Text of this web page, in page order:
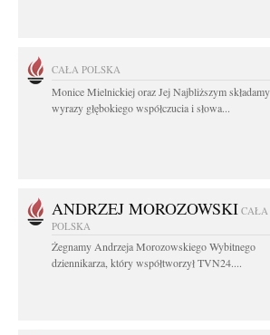
CAŁA POLSKA
Monice Mielnickiej oraz Jej Najbliższym składamy
wyrazy głębokiego współczucia i słowa...
ANDRZEJ MOROZOWSKI CAŁA
POLSKA
Żegnamy Andrzeja Morozowskiego Wybitnego
dziennikarza, który współtworzył TVN24....